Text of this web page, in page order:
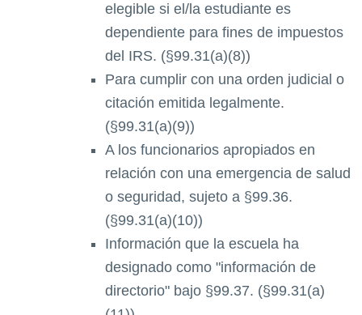
elegible si el/la estudiante es
dependiente para fines de impuestos
del IRS. (§99.31(a)(8))
Para cumplir con una orden judicial o
citación emitida legalmente.
(§99.31(a)(9))
A los funcionarios apropiados en
relación con una emergencia de salud
o seguridad, sujeto a §99.36.
(§99.31(a)(10))
Información que la escuela ha
designado como "información de
directorio" bajo §99.37. (§99.31(a)